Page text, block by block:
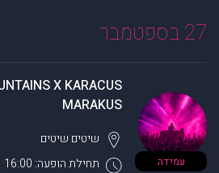
27 בספטמבר
עמידה
X KARACUS
MARAKUS
תחילת הופעה: 16:00
שיטים שיטים